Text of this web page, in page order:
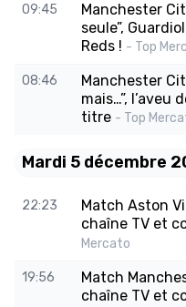
09:45
Manchester
seule”,
Reds ! - Top
08:46
Manchester
mais…”, l’aveu
titre - Top
Mardi 5 décembre
22:23
Match Aston
chaîne TV et
Mercato
19:56
Match
chaîne TV et